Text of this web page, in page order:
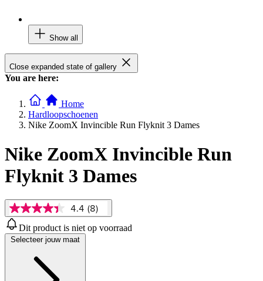
Show all
Close expanded state of gallery
You are here:
Home
Hardloopschoenen
Nike ZoomX Invincible Run Flyknit 3 Dames
Nike ZoomX Invincible Run
Flyknit 3 Dames
4.4
van
5
sterren,
scorewaarde.
4.4 (8)
Dit product is niet op voorraad
Selecteer jouw maat